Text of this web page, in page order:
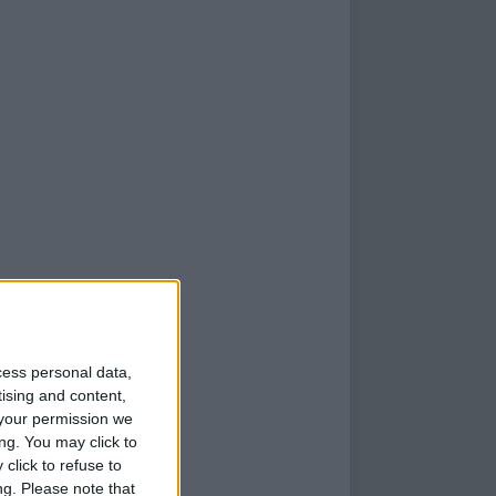
personal data,
and content,
permission we
You may click to
click to refuse to
Please note that